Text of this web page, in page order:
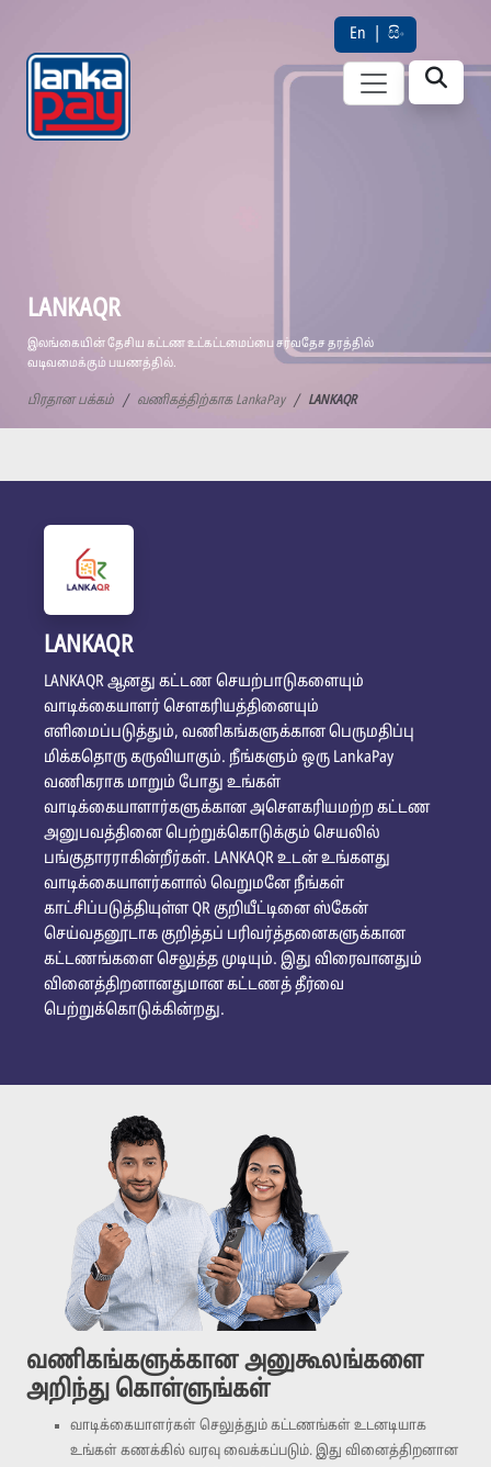
En සිං
LANKAQR
இலங்கையின் தேசிய கட்டண உட்கட்டமைப்பை சர்வதேச தரத்தில்
வடிவமைக்கும் பயணத்தில்.
பிரதான பக்கம் வணிகத்திற்காக LankaPay LANKAQR
LANKAQR
LANKAQR ஆனது கட்டண செயற்பாடுகளையும்
வாடிக்கையாளர் சௌகரியத்தினையும்
எளிமைப்படுத்தும், வணிகங்களுக்கான பெருமதிப்பு
மிக்கதொரு கருவியாகும். நீங்களும் ஒரு LankaPay
வணிகராக மாறும் போது உங்கள்
வாடிக்கையாளார்களுக்கான அசௌகரியமற்ற கட்டண
அனுபவத்தினை பெற்றுக்கொடுக்கும் செயலில்
பங்குதாரராகின்றீர்கள். LANKAQR உடன் உங்களது
வாடிக்கையாளர்களால் வெறுமனே நீங்கள்
காட்சிப்படுத்தியுள்ள QR குறியீட்டினை ஸ்கேன்
செய்வதனூடாக குறித்தப் பரிவர்த்தனைகளுக்கான
கட்டணங்களை செலுத்த முடியும். இது விரைவானதும்
வினைத்திறனானதுமான கட்டணத் தீர்வை
பெற்றுக்கொடுக்கின்றது.
வணிகங்களுக்கான அனுகூலங்களை
அறிந்து கொள்ளுங்கள்
வாடிக்கையாளர்கள் செலுத்தும் கட்டணங்கள் உடனடியாக
உங்கள் கணக்கில் வரவு வைக்கப்படும். இது வினைத்திறனான